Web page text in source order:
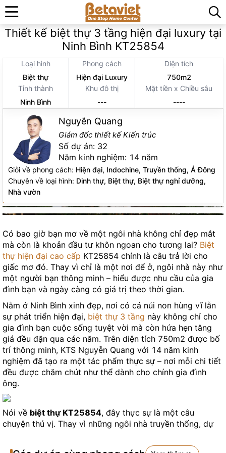
Trang chủ Thiết kế thi công kiến trúc»
Thiết kế biệt thự 3 tầng hiện đại luxury tại
Ninh Bình KT25854
Loại hình
Biệt thự
Phong cách
Hiện đại Luxury
Diện tích
750m2
Tỉnh thành
Ninh Bình
Khu đô thị
---
Mặt tiền x Chiều sâu
----
Nguyễn Quang
Giám đốc thiết kế Kiến trúc
Số dự án: 32
Năm kinh nghiệm: 14 năm
Giỏi về phong cách: Hiện đại, Indochine, Truyền thống, Á Đông
Chuyên về loại hình: Dinh thự, Biệt thự, Biệt thự nghỉ dưỡng,
Nhà vườn
Có bao giờ bạn mơ về một ngôi nhà không chỉ đẹp mắt
mà còn là khoản đầu tư khôn ngoan cho tương lai? Biệt
thự hiện đại cao cấp KT25854 chính là câu trả lời cho
giấc mơ đó. Thay vì chỉ là một nơi để ở, ngôi nhà này như
một người bạn thông minh – hiểu được nhu cầu của gia
đình bạn và ngày càng có giá trị theo thời gian.
Nằm ở Ninh Bình xinh đẹp, nơi có cả núi non hùng vĩ lẫn
sự phát triển hiện đại, biệt thự 3 tầng này không chỉ cho
gia đình bạn cuộc sống tuyệt vời mà còn hứa hẹn tăng
giá đều đặn qua các năm. Trên diện tích 750m2 được bố
trí thông minh, KTS Nguyễn Quang với 14 năm kinh
nghiệm đã tạo ra một tác phẩm thực sự – nơi mỗi chi tiết
đều được chăm chút như thể dành cho chính gia đình
ông.
Nói về biệt thự KT25854, đây thực sự là một câu
chuyện thú vị. Thay vì những ngôi nhà truyền thống, dự
sống. Với 750m2 được chia thành 3 tầng, mỗi tầng đều